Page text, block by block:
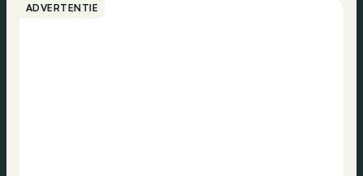
ADVERTENTIE